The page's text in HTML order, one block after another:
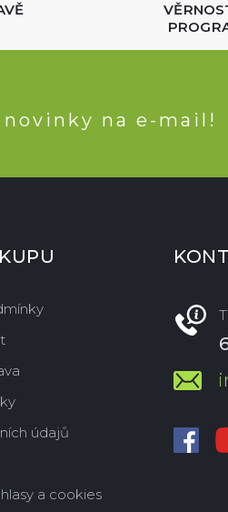
na e-mail!
údajů
a cookies